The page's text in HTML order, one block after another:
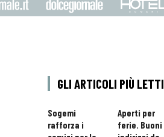
Bargiornale
GLI ARTICOLI PIÙ LETTI
Sogemi
rafforza i
Aperti per
ferie. Buoni